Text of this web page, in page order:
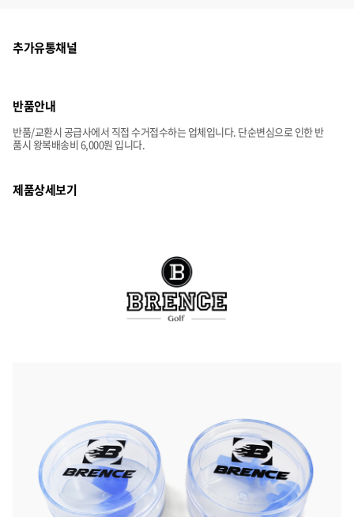
추가유통채널
반품안내
반품/교환시 공급사에서 직접 수거접수하는 업체입니다. 단순변심으로 인한 반
품시 왕복배송비 6,000원 입니다.
제품상세보기